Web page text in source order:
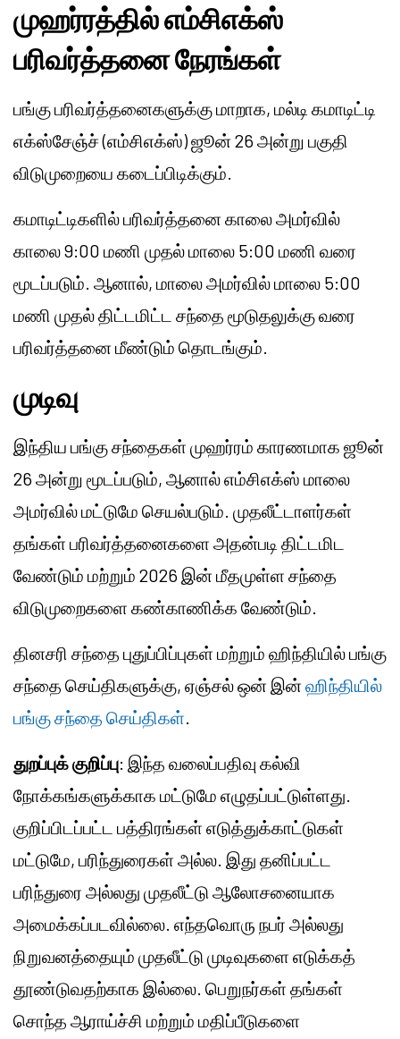
முஹர்ரத்தில் எம்சிஎக்ஸ்
பரிவர்த்தனை நேரங்கள்
பங்கு பரிவர்த்தனைகளுக்கு மாறாக, மல்டி கமாடிட்டி
எக்ஸ்சேஞ்ச் (எம்சிஎக்ஸ்) ஜூன் 26 அன்று பகுதி
விடுமுறையை கடைப்பிடிக்கும்.
கமாடிட்டிகளில் பரிவர்த்தனை காலை அமர்வில்
காலை 9:00 மணி முதல் மாலை 5:00 மணி வரை
மூடப்படும். ஆனால், மாலை அமர்வில் மாலை 5:00
மணி முதல் திட்டமிட்ட சந்தை மூடுதலுக்கு வரை
பரிவர்த்தனை மீண்டும் தொடங்கும்.
முடிவு
இந்திய பங்கு சந்தைகள் முஹர்ரம் காரணமாக ஜூன்
26 அன்று மூடப்படும், ஆனால் எம்சிஎக்ஸ் மாலை
அமர்வில் மட்டுமே செயல்படும். முதலீட்டாளர்கள்
தங்கள் பரிவர்த்தனைகளை அதன்படி திட்டமிட
வேண்டும் மற்றும் 2026 இன் மீதமுள்ள சந்தை
விடுமுறைகளை கண்காணிக்க வேண்டும்.
தினசரி சந்தை புதுப்பிப்புகள் மற்றும் ஹிந்தியில் பங்கு
சந்தை செய்திகளுக்கு, ஏஞ்சல் ஒன் இன்ஹிந்தியில்
பங்கு சந்தை செய்திகள்.
துறப்புக் குறிப்பு: இந்த வலைப்பதிவு கல்வி
நோக்கங்களுக்காக மட்டுமே எழுதப்பட்டுள்ளது.
குறிப்பிடப்பட்ட பத்திரங்கள் எடுத்துக்காட்டுகள்
மட்டுமே, பரிந்துரைகள் அல்ல. இது தனிப்பட்ட
பரிந்துரை அல்லது முதலீட்டு ஆலோசனையாக
அமைக்கப்படவில்லை. எந்தவொரு நபர் அல்லது
நிறுவனத்தையும் முதலீட்டு முடிவுகளை எடுக்கத்
தூண்டுவதற்காக இல்லை. பெறுநர்கள் தங்கள்
சொந்த ஆராய்ச்சி மற்றும் மதிப்பீடுகளை